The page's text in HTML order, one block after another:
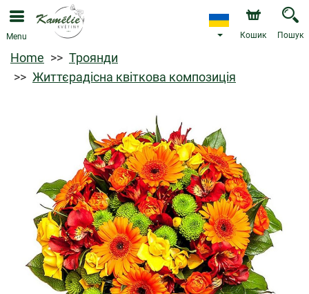
Menu Кошик Пошук
Home
Троянди
Життєрадісна квіткова композиція